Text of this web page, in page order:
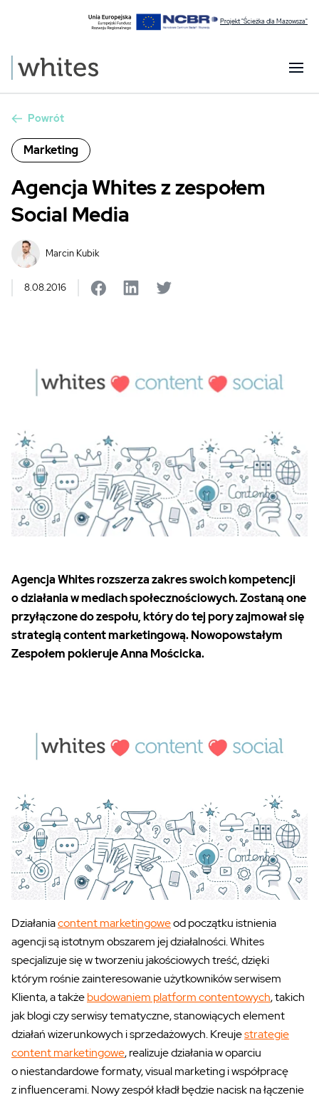
Projekt "Ścieżka dla Mazowsza"
Powrót
Marketing
Agencja Whites z zespołem
Social Media
Marcin Kubik
8.08.2016
Agencja Whites rozszerza zakres swoich kompetencji
o działania w mediach społecznościowych. Zostaną one
przyłączone do zespołu, który do tej pory zajmował się
strategią content marketingową. Nowopowstałym
Zespołem pokieruje Anna Mościcka.
Działaniacontent marketingoweod początku istnienia
agencji są istotnym obszarem jej działalności. Whites
specjalizuje się w tworzeniu jakościowych treść, dzięki
którym rośnie zainteresowanie użytkowników serwisem
Klienta, a takżebudowaniem platform contentowych, takich
jak blogi czy serwisy tematyczne, stanowiących element
działań wizerunkowych i sprzedażowych. Kreujestrategie
content marketingowe, realizuje działania w oparciu
o niestandardowe formaty, visual marketing i współpracę
z influencerami. Nowy zespół kładł będzie nacisk na łączenie